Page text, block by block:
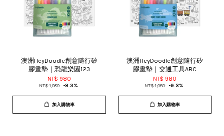
澳洲HeyDoodle創意隨行矽
膠畫墊｜恐龍樂園123
NT$ 980
NT$ 1,080 -9.3%
加入購物車
澳洲HeyDoodle創意隨行矽
膠畫墊｜交通工具ABC
NT$ 980
NT$ 1,080 -9.3%
加入購物車